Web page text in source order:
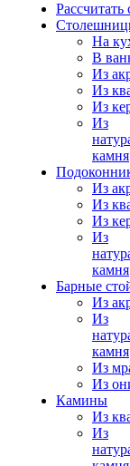
Рассчитать
На
В
Из
Из
Из
Из
камня
Из
Из
Из
Из
камня
Барные
Из
Из
камня
Из
Из
Камины
Из
Из